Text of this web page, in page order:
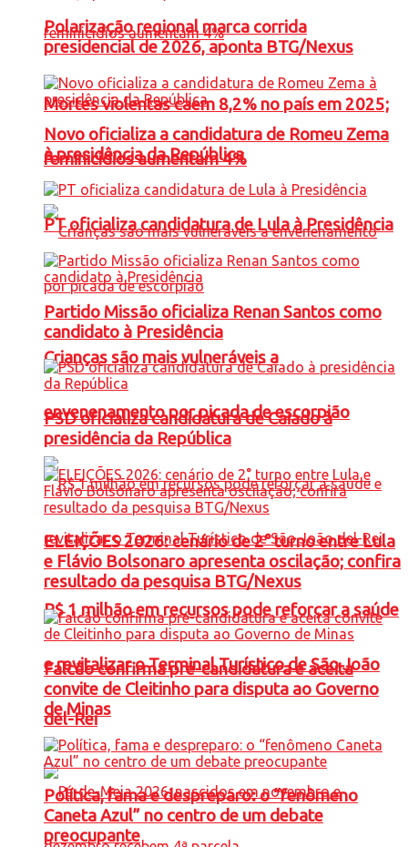
Mortes violentas caem 8,2% no país em 2025;
feminicídios aumentam 4%
Crianças são mais vulneráveis a
envenenamento por picada de escorpião
R$ 1 milhão em recursos pode reforçar a saúde
e revitalizar o Terminal Turístico de São João
del-Rei
Polarização regional marca corrida
presidencial de 2026, aponta BTG/Nexus
Novo oficializa a candidatura de Romeu Zema
à presidência da República
PT oficializa candidatura de Lula à Presidência
Partido Missão oficializa Renan Santos como
candidato à Presidência
PSD oficializa candidatura de Caiado à
presidência da República
ELEIÇÕES 2026: cenário de 2° turno entre Lula
e Flávio Bolsonaro apresenta oscilação; confira
resultado da pesquisa BTG/Nexus
Falcão confirma pré-candidatura e aceita
convite de Cleitinho para disputa ao Governo
de Minas
Política, fama e despreparo: o “fenômeno
Caneta Azul” no centro de um debate
preocupante